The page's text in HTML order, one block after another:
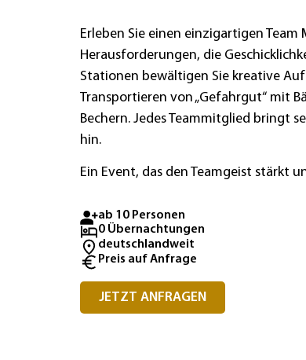
Erleben Sie einen einzigartigen Team
Herausforderungen, die
Stationen bewältigen Sie kreative
Transportieren von „Gefahrgut“ mit
Bechern. Jedes Teammitglied bringt
hin.
Ein Event, das den Teamgeist stärkt
ab 10 Personen
0 Übernachtungen
deutschlandweit
Preis auf Anfrage
JETZT ANFRAGEN